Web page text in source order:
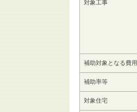
対象工事
補助対象となる費用
補助率等
対象住宅